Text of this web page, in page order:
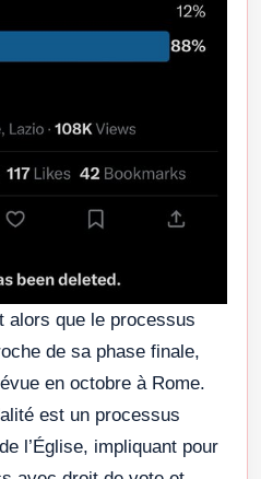
alors que le processus
de sa phase finale,
en octobre à Rome.
est un processus
l’Église, impliquant pour